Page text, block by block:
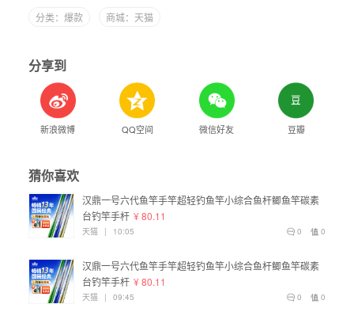
分类：爆款 商城：天猫
分享到
新浪微博 QQ空间 微信好友 豆瓣
猜你喜欢
汉鼎一号六代鱼竿手竿超轻钓鱼竿小综合鱼杆鲫鱼竿碳素
台钓竿手杆 ¥ 80.11
0
0
天猫 | 10:05
汉鼎一号六代鱼竿手竿超轻钓鱼竿小综合鱼杆鲫鱼竿碳素
台钓竿手杆 ¥ 80.11
0
0
天猫 | 09:45